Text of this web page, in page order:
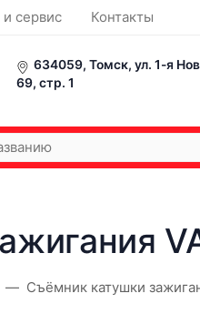
и сервис Контакты
634059, Томск, ул. 1-я
69, стр. 1
Съёмник катушки